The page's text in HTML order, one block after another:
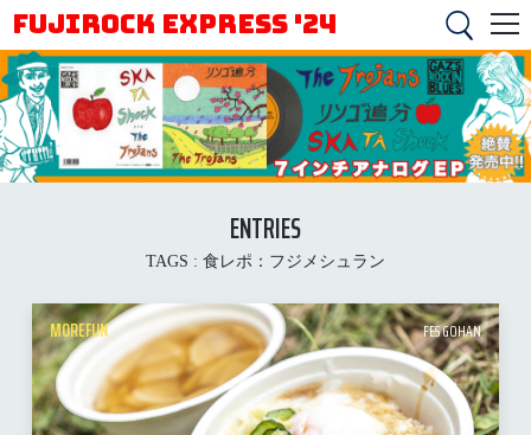
FUJIROCK EXPRESS '24
ENTRIES
TAGS : 食レポ：フジメシュラン
MOREFUN FES GOHAN